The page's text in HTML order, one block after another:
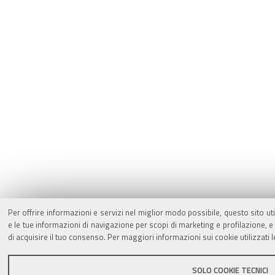
Per offrire informazioni e servizi nel miglior modo possibile, questo sito
e le tue informazioni di navigazione per scopi di marketing e
di acquisire il tuo consenso. Per maggiori informazioni sui cookie utilizzati
SOLO COOKIE TECNICI